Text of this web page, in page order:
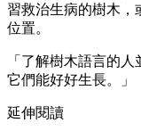
習救治生病的樹木，
位置。
「了解樹木語言的
它們能好好生長。」
延伸閱讀